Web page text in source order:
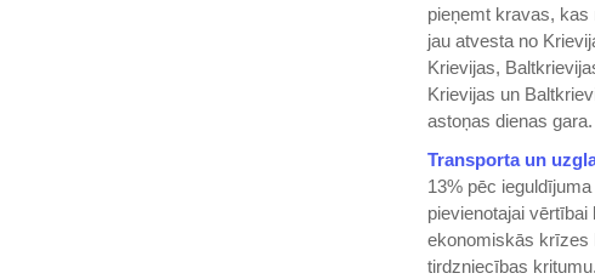
pieņemt kravas, kas
jau atvesta no
Krievijas,
Krievijas un
astoņas dienas gara.
Transporta un
13% pēc
pievienotajai
ekonomiskās krīzes
tirdzniecības